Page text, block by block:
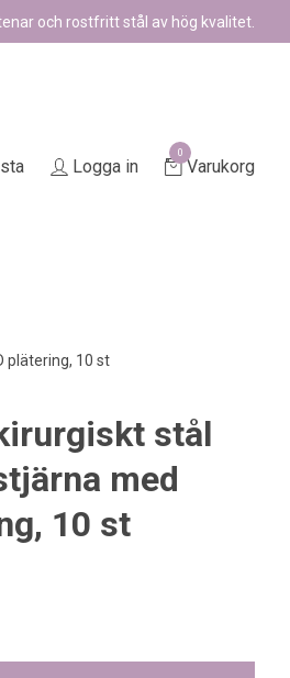
och rostfritt stål av hög kvalitet.
Logga in
0
Varukorg
plätering, 10 st
stål
med
10 st